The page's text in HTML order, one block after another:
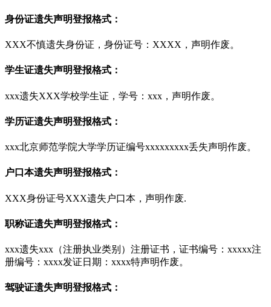
身份证遗失声明登报格式：
XXX不慎遗失身份证，身份证号：XXXX，声明作废。
学生证遗失声明登报格式：
xxx遗失XXX学校学生证，学号：xxx，声明作废。
学历证遗失声明登报格式：
xxx北京师范学院大学学历证编号xxxxxxxxx丢失声明作废。
户口本遗失声明登报格式：
XXX身份证号XXX遗失户口本，声明作废.
职称证遗失声明登报格式：
xxx遗失xxx（注册执业类别）注册证书，证书编号：xxxxx注
册编号：xxxx发证日期：xxxx特声明作废。
驾驶证遗失声明登报格式：